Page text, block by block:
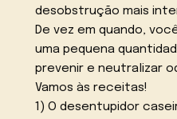
desobstrução mais
De vez em quando,
uma pequena
prevenir e neutralizar
Vamos às receitas!
1) O desentupidor